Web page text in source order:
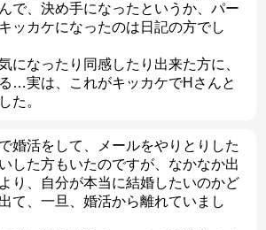
で、決め手になったというか、パー
ッカケになったのは日記の方でし
になったり同感したり出来た方に、
…実は、これがキッカケでHさんと
た。
婚活をして、メールをやりとりした
した方もいたのですが、なかなか出
り、自分が本当に結婚したいのかど
て、一旦、婚活から離れていまし